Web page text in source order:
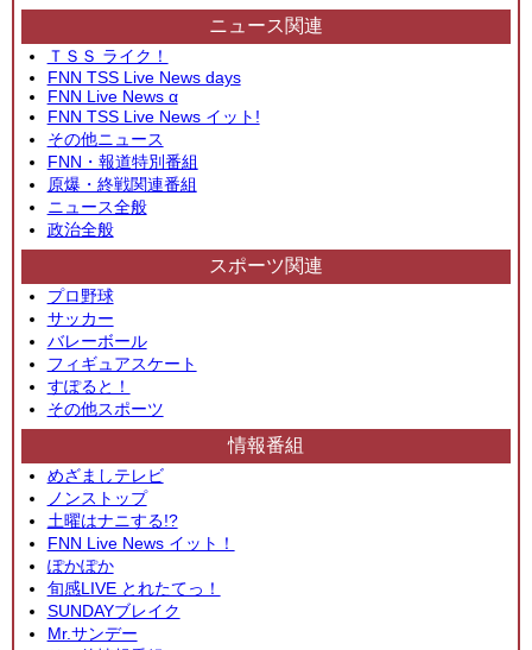
ニュース関連
ＴＳＳ ライク！
FNN TSS Live News days
FNN Live News α
FNN TSS Live News イット!
その他ニュース
FNN・報道特別番組
原爆・終戦関連番組
ニュース全般
政治全般
スポーツ関連
プロ野球
サッカー
バレーボール
フィギュアスケート
すぽると！
その他スポーツ
情報番組
めざましテレビ
ノンストップ
土曜はナニする!?
FNN Live News イット！
ぽかぽか
旬感LIVE とれたてっ！
SUNDAYブレイク
Mr.サンデー